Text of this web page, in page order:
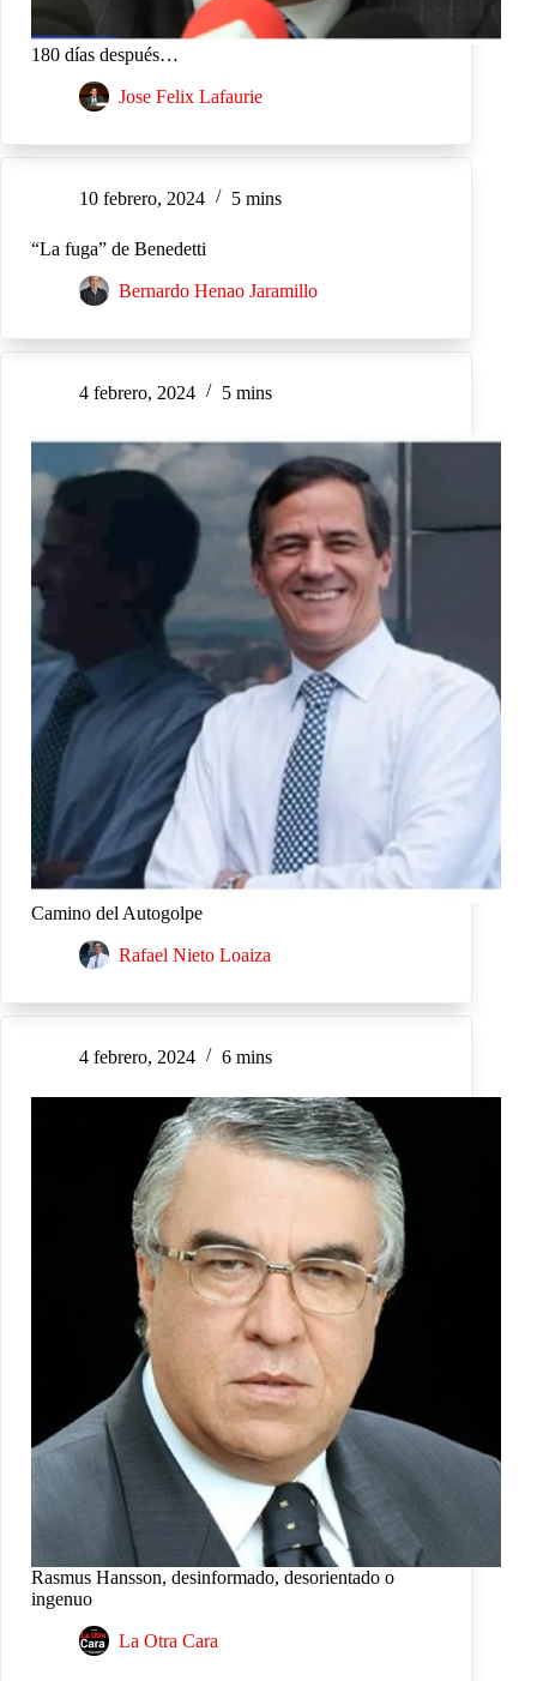
180 días después…
Jose Felix Lafaurie
10 febrero, 2024 5 mins
“La fuga” de Benedetti
Bernardo Henao Jaramillo
4 febrero, 2024 5 mins
Camino del Autogolpe
Rafael Nieto Loaiza
4 febrero, 2024 6 mins
Rasmus Hansson, desinformado, desorientado o
ingenuo
La Otra Cara